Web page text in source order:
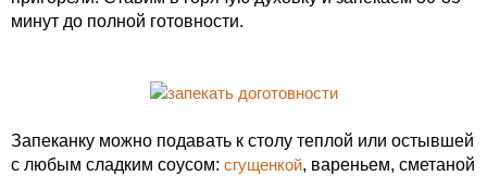
минут до полной готовности.
Запеканку можно подавать к столу теплой или остывшей
с любым сладким соусом: сгущенкой, вареньем, сметаной